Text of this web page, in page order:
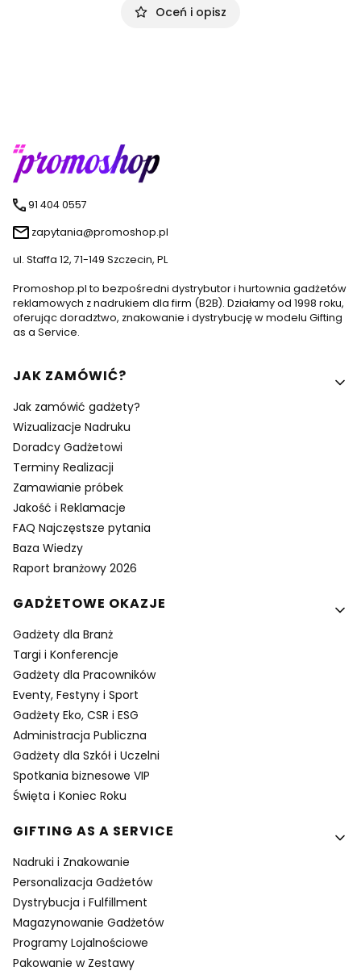
Oceń i opisz
91 404 0557
zapytania@promoshop.pl
ul. Staffa 12, 71-149 Szczecin, PL
Promoshop.pl to bezpośredni dystrybutor i hurtownia gadżetów
reklamowych z nadrukiem dla firm (B2B). Działamy od 1998 roku,
oferując doradztwo, znakowanie i dystrybucję w modelu Gifting
as a Service.
Linki w stopce
JAK ZAMÓWIĆ?
Jak zamówić gadżety?
Wizualizacje Nadruku
Doradcy Gadżetowi
Terminy Realizacji
Zamawianie próbek
Jakość i Reklamacje
FAQ Najczęstsze pytania
Baza Wiedzy
Raport branżowy 2026
GADŻETOWE OKAZJE
Gadżety dla Branż
Targi i Konferencje
Gadżety dla Pracowników
Eventy, Festyny i Sport
Gadżety Eko, CSR i ESG
Administracja Publiczna
Gadżety dla Szkół i Uczelni
Spotkania biznesowe VIP
Święta i Koniec Roku
GIFTING AS A SERVICE
Nadruki i Znakowanie
Personalizacja Gadżetów
Dystrybucja i Fulfillment
Magazynowanie Gadżetów
Programy Lojalnościowe
Pakowanie w Zestawy